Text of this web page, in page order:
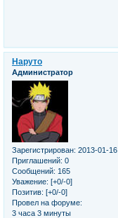
Наруто
Администратор
Зарегистрирован: 2013-01-16
Приглашений: 0
Сообщений: 165
Уважение: [+0/-0]
Позитив: [+0/-0]
Провел на форуме:
3 часа 3 минуты